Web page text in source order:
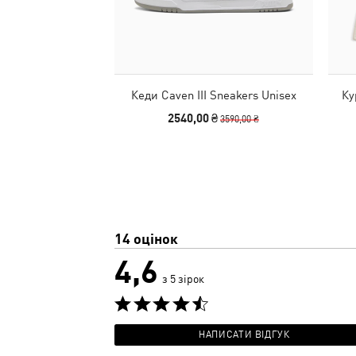
Кеди Caven III Sneakers Unisex
2540,00 ₴3590,00 ₴
14 оцінок
4,6 з 5 зірок
НАПИСАТИ ВІДГУК